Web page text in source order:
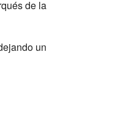
de la
un